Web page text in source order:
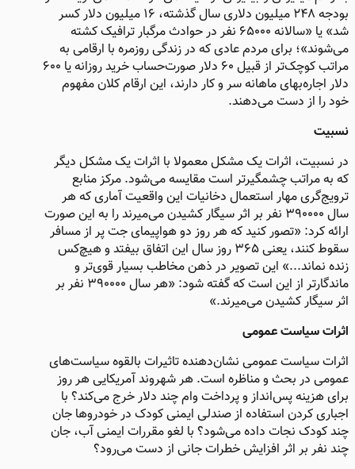
بودجه ٢۴۸ میلیون دلاری سال گذشته، ١۶ میلیون دلار کسر
شد» یا «سالانه ۶۵۰۰۰ نفر در حوادث مرگبار ترافیک کشته
می‌شوند»؛ برای مردم عادی که در زندگی روزمره با ارقامی به
مراتب کوچک‌تر از قبیل ۶۰ دلار صورت‌حساب خرید روزانه یا ۶۰۰
دلار اجاره‌بهای ماهانه سر و کار دارند، این ارقام کلان مفهوم
خود را از دست می‌دهند.
نسبیت
در نسبیت، اثرات یک مشکل معمولا با اثرات یک مشکل دیگر
که به مراتب چشمگیرتر است مقایسه می‌شود. مرکز منابع
ترویج‌گری مهار استعمال دخانیات این واقعیت آماری که هر
سال ۳٩۰۰۰۰ نفر بر اثر سیگار کشیدن می‌میرند را به این صورت
ارائه کرد: «تصور کنید که هر روز دو هواپیمای جت پر از مسافر
سقوط کنند، یعنی ۳۶۵ روز سال این اتفاق بیفتد و هیچ‌کس
زنده نماند...» این تصویر در ذهن مخاطب بسیار قوی‌تر و
ماندگارتر از این است که گفته شود: «هر سال ۳٩۰۰۰۰ نفر بر
اثر سیگار کشیدن می‌میرند.»
اثرات سیاست عمومی
اثرات سیاست عمومی نشان‌دهنده تاثیرات بالقوه سیاست‌های
عمومی در بحث و مناظره است. هر شهروند آمریکایی هر روز
برای هزینه پس‌انداز و پرداخت وام چند دلار خرج می‌کند؟ با
اجباری کردن استفاده از صندلی ایمنی کودک در خودروها جان
چند کودک نجات داده می‌شود؟ با لغو مقررات ایمنی آب، جان
چند نفر بر اثر افزایش خطرات جانی از دست می‌رود؟